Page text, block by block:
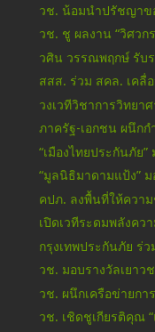
วช. น้อมนำปรัชญาข
วช. ชู ผลงาน “วิศวก
วศิน วรรณพฤกษ์ รับ
สสส. ร่วม สคล. เคลื่
วงเวทีวิชาการวิทยา
ภาครัฐ-เอกชน ผนึกก
“เมืองไทยประกันภัย
“มูลนิธิมาดามแป้ง”
คปภ. ลงพื้นที่ให้ควา
เปิดเวทีระดมพลังค
กรุงเทพประกันภัย ร่
วช. มอบรางวัลเยา
วช. ผนึกเครือข่ายกา
วช. เชิดชูเกียรติคุณ